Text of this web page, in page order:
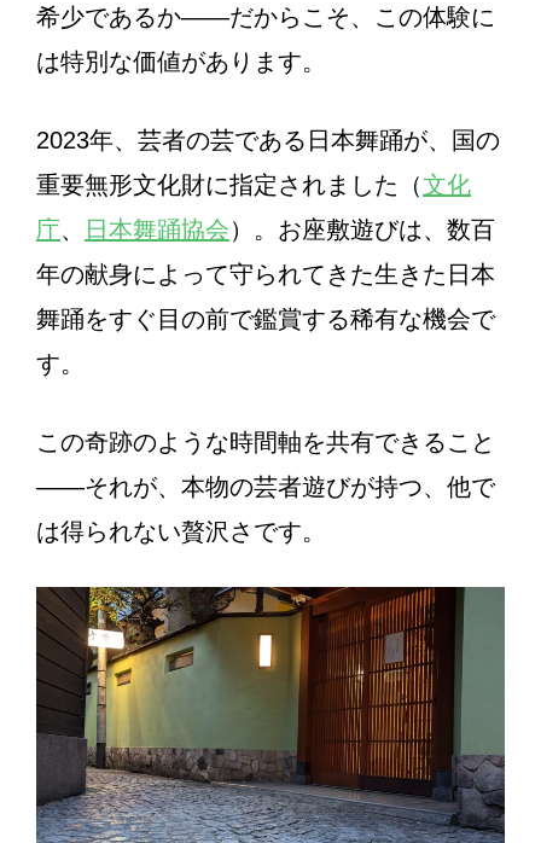
希少であるか——だからこそ、この体験に
は特別な価値があります。
2023年、芸者の芸である日本舞踊が、国の
重要無形文化財に指定されました（文化
庁、 日本舞踊協会）。お座敷遊びは、数百
年の献身によって守られてきた生きた日本
舞踊をすぐ目の前で鑑賞する稀有な機会で
す。
この奇跡のような時間軸を共有できること
——それが、本物の芸者遊びが持つ、他で
は得られない贅沢さです。